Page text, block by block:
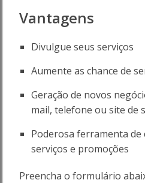
Vantagens
Divulgue seus serviços
Aumente as chance de
Geração de novos
mail, telefone ou site de
Poderosa ferramenta de
serviços e promoções
Preencha o formulário